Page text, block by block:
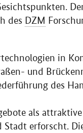
des DZM
in
und
des
als
erforscht.